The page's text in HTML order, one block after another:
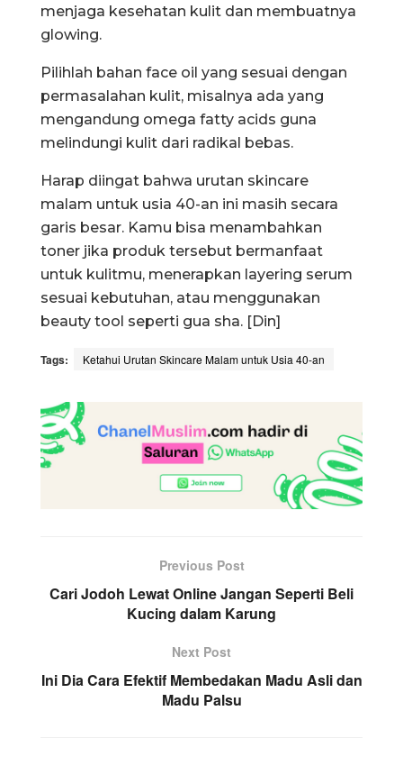
menjaga kesehatan kulit dan membuatnya
glowing.
Pilihlah bahan face oil yang sesuai dengan
permasalahan kulit, misalnya ada yang
mengandung omega fatty acids guna
melindungi kulit dari radikal bebas.
Harap diingat bahwa urutan skincare
malam untuk usia 40-an ini masih secara
garis besar. Kamu bisa menambahkan
toner jika produk tersebut bermanfaat
untuk kulitmu, menerapkan layering serum
sesuai kebutuhan, atau menggunakan
beauty tool seperti gua sha. [Din]
Tags: Ketahui Urutan Skincare Malam untuk Usia 40-an
Previous Post
Cari Jodoh Lewat Online Jangan Seperti Beli
Kucing dalam Karung
Next Post
Ini Dia Cara Efektif Membedakan Madu Asli dan
Madu Palsu